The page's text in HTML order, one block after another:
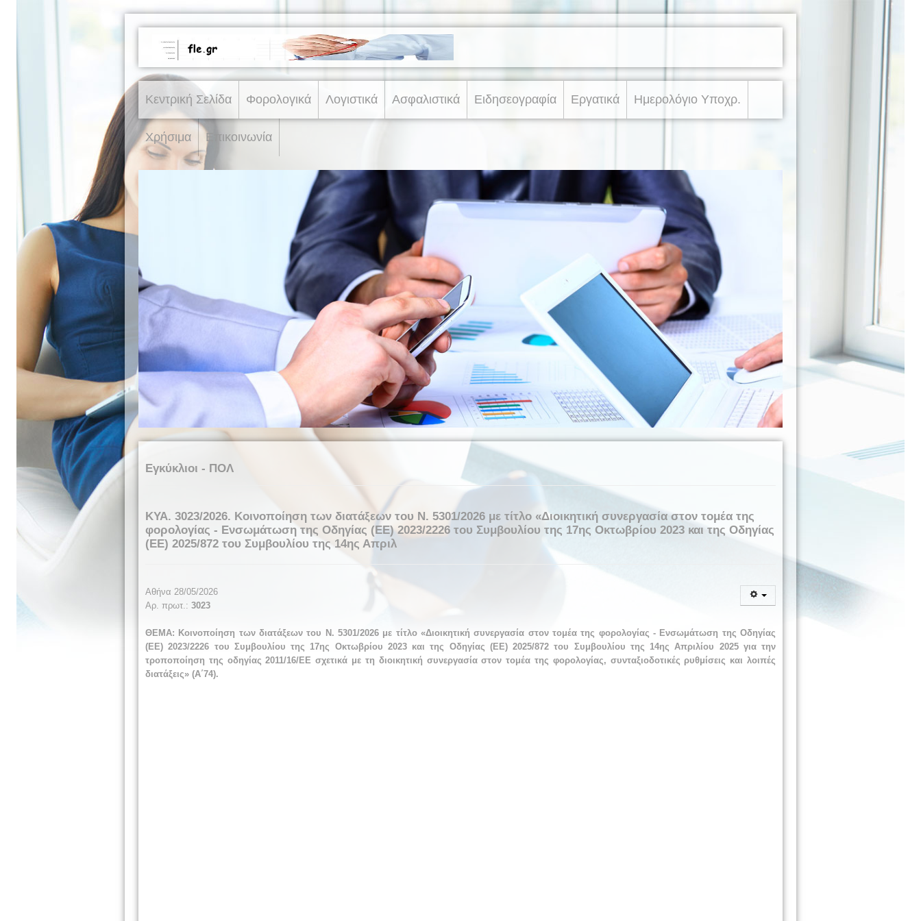
Κεντρική Σελίδα Φορολογικά Λογιστικά Ασφαλιστικά Ειδησεογραφία Εργατικά Ημερολόγιο Υποχρ.
Χρήσιμα Επικοινωνία
Εγκύκλιοι - ΠΟΛ
ΚΥΑ. 3023/2026. Κοινοποίηση των διατάξεων του Ν. 5301/2026 με τίτλο «Διοικητική συνεργασία στον τομέα της
φορολογίας - Ενσωμάτωση της Οδηγίας (ΕΕ) 2023/2226 του Συμβουλίου της 17ης Οκτωβρίου 2023 και της Οδηγίας
(ΕΕ) 2025/872 του Συμβουλίου της 14ης Απριλ
Αθήνα 28/05/2026
Αρ. πρωτ.: 3023
ΘΕΜΑ: Κοινοποίηση των διατάξεων του Ν. 5301/2026 με τίτλο «Διοικητική συνεργασία στον τομέα της φορολογίας - Ενσωμάτωση της Οδηγίας
(ΕΕ) 2023/2226 του Συμβουλίου της 17ης Οκτωβρίου 2023 και της Οδηγίας (ΕΕ) 2025/872 του Συμβουλίου της 14ης Απριλίου 2025 για την
τροποποίηση της οδηγίας 2011/16/ΕΕ σχετικά με τη διοικητική συνεργασία στον τομέα της φορολογίας, συνταξιοδοτικές ρυθμίσεις και λοιπές
διατάξεις» (Α΄74).